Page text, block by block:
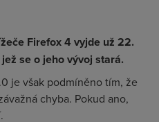
Firefox 4 vyjde už 22.
se o jeho vývoj stará.
je však podmíněno tím, že
chyba. Pokud ano,